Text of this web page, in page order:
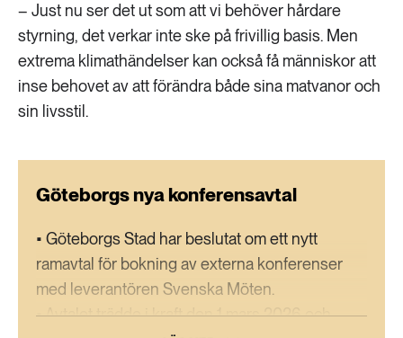
– Just nu ser det ut som att vi behöver hårdare
styrning, det verkar inte ske på frivillig basis. Men
extrema klimathändelser kan också få människor att
inse behovet av att förändra både sina matvanor och
sin livsstil.
Göteborgs nya konferensavtal
• Göteborgs Stad har beslutat om ett nytt
ramavtal för bokning av externa konferenser
med leverantören Svenska Möten.
• Avtalet trädde i kraft den 1 mars 2026 och